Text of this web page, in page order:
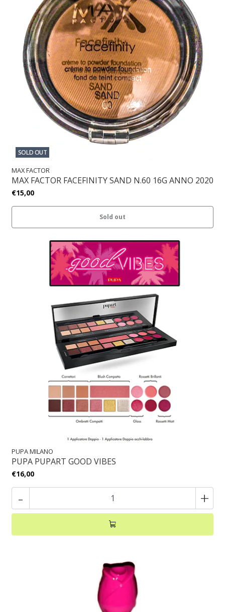
SOLD OUT
MAX FACTOR
MAX FACTOR FACEFINITY SAND N.60 16G ANNO 2020
€15,00
Sold out
PUPA MILANO
PUPA PUPART GOOD VIBES
€16,00
- +